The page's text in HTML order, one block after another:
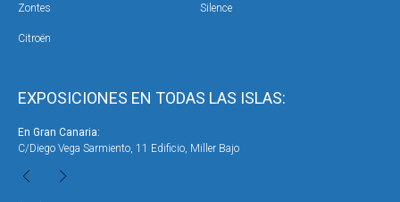
EXPOSICIONES EN TODAS LAS ISLAS:
En Gran Canaria:
C/Diego Vega Sarmiento, 11 Edificio, Miller Bajo
Zontes Silence
Citroën